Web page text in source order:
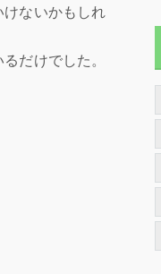
ないかもしれ
だけでした。